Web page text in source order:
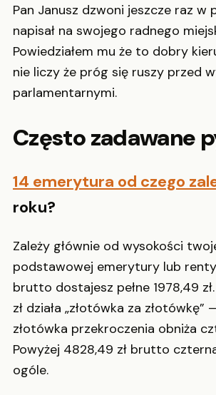
Pan Janusz dzwoni jeszcze raz w
napisał na swojego radnego
Powiedziałem mu że to dobry
nie liczy że próg się ruszy przed
parlamentarnymi.
Często zadawane
14 emerytura od czego
roku?
Zależy głównie od wysokości
podstawowej emerytury lub
brutto dostajesz pełne 1978,49
zł działa „złotówka za złotówkę”
złotówka przekroczenia obniża
Powyżej 4828,49 zł brutto
ogóle.